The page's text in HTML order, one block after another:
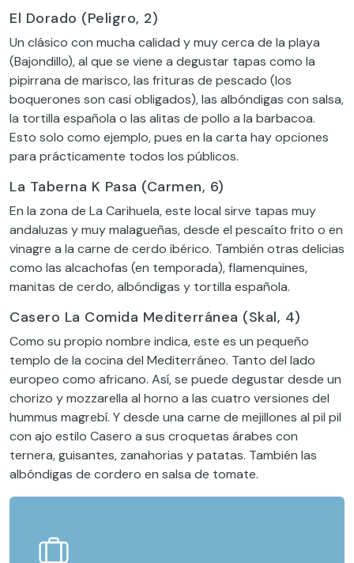
El Dorado (Peligro, 2)
Un clásico con mucha calidad y muy cerca de la playa
(Bajondillo), al que se viene a degustar tapas como la
pipirrana de marisco, las frituras de pescado (los
boquerones son casi obligados), las albóndigas con salsa,
la tortilla española o las alitas de pollo a la barbacoa.
Esto solo como ejemplo, pues en la carta hay opciones
para prácticamente todos los públicos.
La Taberna K Pasa (Carmen, 6)
En la zona de La Carihuela, este local sirve tapas muy
andaluzas y muy malagueñas, desde el pescaíto frito o en
vinagre a la carne de cerdo ibérico. También otras delicias
como las alcachofas (en temporada), flamenquines,
manitas de cerdo, albóndigas y tortilla española.
Casero La Comida Mediterránea (Skal, 4)
Como su propio nombre indica, este es un pequeño
templo de la cocina del Mediterráneo. Tanto del lado
europeo como africano. Así, se puede degustar desde un
chorizo y mozzarella al horno a las cuatro versiones del
hummus magrebí. Y desde una carne de mejillones al pil pil
con ajo estilo Casero a sus croquetas árabes con
ternera, guisantes, zanahorias y patatas. También las
albóndigas de cordero en salsa de tomate.